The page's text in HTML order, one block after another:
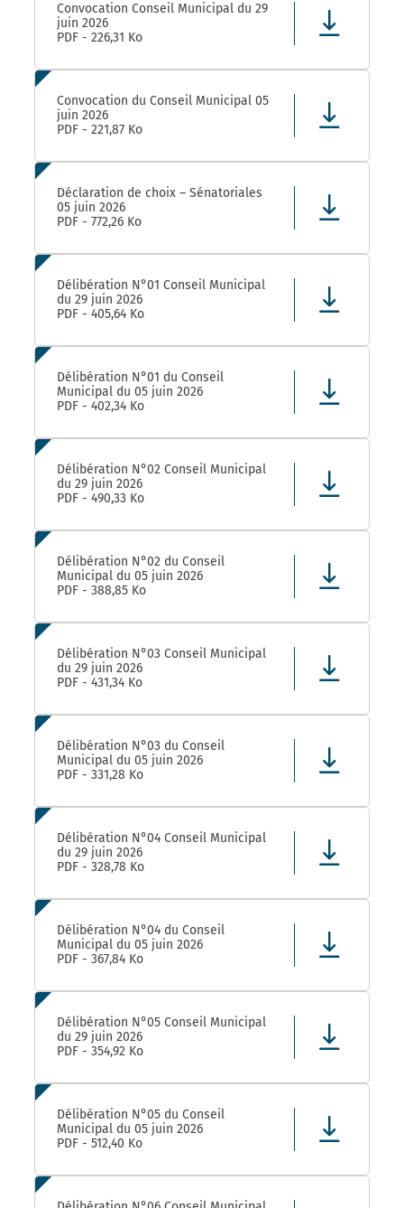
Convocation Conseil Municipal du 29
juin 2026
PDF - 226,31 Ko
Convocation du Conseil Municipal 05
juin 2026
PDF - 221,87 Ko
Déclaration de choix – Sénatoriales
05 juin 2026
PDF - 772,26 Ko
Délibération N°01 Conseil Municipal
du 29 juin 2026
PDF - 405,64 Ko
Délibération N°01 du Conseil
Municipal du 05 juin 2026
PDF - 402,34 Ko
Délibération N°02 Conseil Municipal
du 29 juin 2026
PDF - 490,33 Ko
Délibération N°02 du Conseil
Municipal du 05 juin 2026
PDF - 388,85 Ko
Délibération N°03 Conseil Municipal
du 29 juin 2026
PDF - 431,34 Ko
Délibération N°03 du Conseil
Municipal du 05 juin 2026
PDF - 331,28 Ko
Délibération N°04 Conseil Municipal
du 29 juin 2026
PDF - 328,78 Ko
Délibération N°04 du Conseil
Municipal du 05 juin 2026
PDF - 367,84 Ko
Délibération N°05 Conseil Municipal
du 29 juin 2026
PDF - 354,92 Ko
Délibération N°05 du Conseil
Municipal du 05 juin 2026
PDF - 512,40 Ko